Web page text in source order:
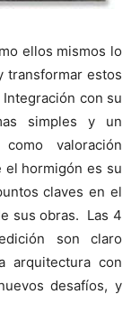
ellos mismos lo
transformar estos
con su
simples y un
valoración
hormigón es su
claves en el
sus obras. Las 4
son claro
arquitectura con
desafíos, y